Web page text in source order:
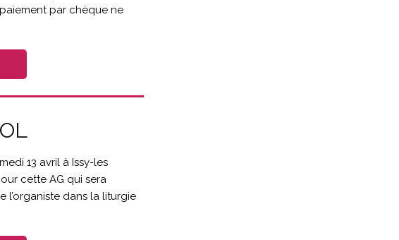
par chèque ne
13 avril à Issy-les
cette AG qui sera
dans la liturgie